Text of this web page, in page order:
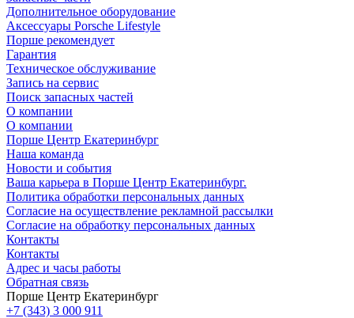
Дополнительное оборудование
Аксессуары Porsche Lifestyle
Порше рекомендует
Гарантия
Техническое обслуживание
Запись на сервис
Поиск запасных частей
О компании
О компании
Порше Центр Екатеринбург
Наша команда
Новости и события
Ваша карьера в Порше Центр Екатеринбург.
Политика обработки персональных данных
Согласие на осуществление рекламной рассылки
Согласие на обработку персональных данных
Контакты
Контакты
Адрес и часы работы
Обратная связь
Порше Центр Екатеринбург
+7 (343) 3 000 911